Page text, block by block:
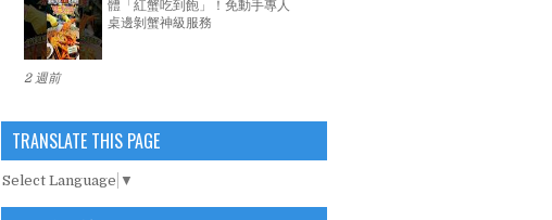
體「紅蟹吃到飽」！免動手專人
桌邊剝蟹神級服務
2 週前
TRANSLATE THIS PAGE
Select Language ▼